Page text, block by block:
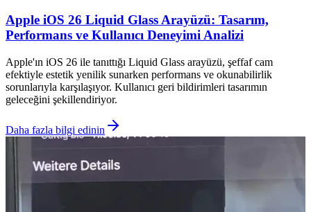
Apple iOS 26 Liquid Glass Arayüzü: Tasarım,
Performans ve Kullanıcı Deneyimi Analizi
Apple'ın iOS 26 ile tanıttığı Liquid Glass arayüzü, şeffaf cam
efektiyle estetik yenilik sunarken performans ve okunabilirlik
sorunlarıyla karşılaşıyor. Kullanıcı geri bildirimleri tasarımın
geleceğini şekillendiriyor.
Daha fazla bilgi edinin